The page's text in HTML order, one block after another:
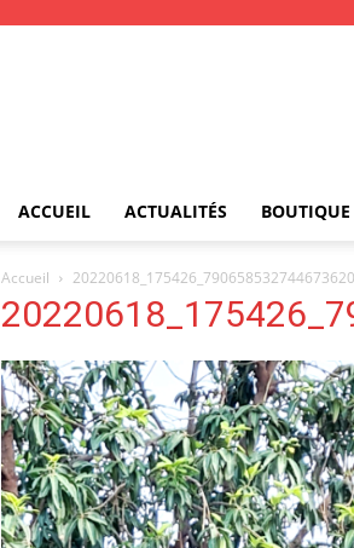
ACCUEIL ACTUALITÉS BOUTIQUE
Accueil